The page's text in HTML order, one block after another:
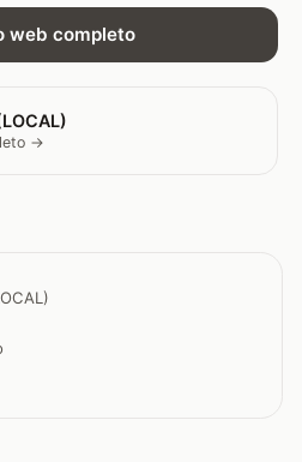
web completo
→